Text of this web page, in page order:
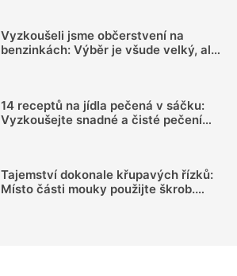
Vyzkoušeli jsme občerstvení na
benzinkách: Výběr je všude velký, ale
14 receptů na jídla pečená v sáčku:
Vyzkoušejte snadné a čisté pečení
Tajemství dokonale křupavých řízků:
Místo části mouky použijte škrob.